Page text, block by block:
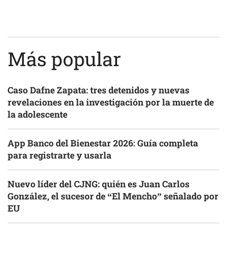
Más popular
Caso Dafne Zapata: tres detenidos y nuevas
revelaciones en la investigación por la muerte de
la adolescente
App Banco del Bienestar 2026: Guía completa
para registrarte y usarla
Nuevo líder del CJNG: quién es Juan Carlos
González, el sucesor de “El Mencho” señalado por
EU